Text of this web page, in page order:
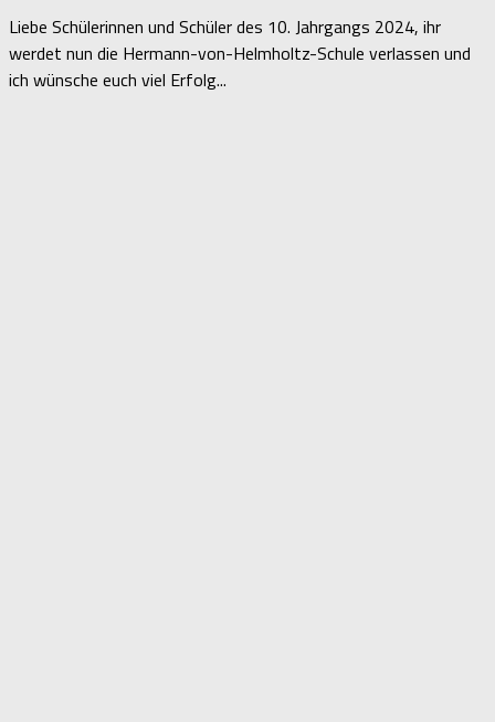
Liebe Schülerinnen und Schüler des 10. Jahrgangs 2024, ihr
werdet nun die Hermann-von-Helmholtz-Schule verlassen und
ich wünsche euch viel Erfolg...